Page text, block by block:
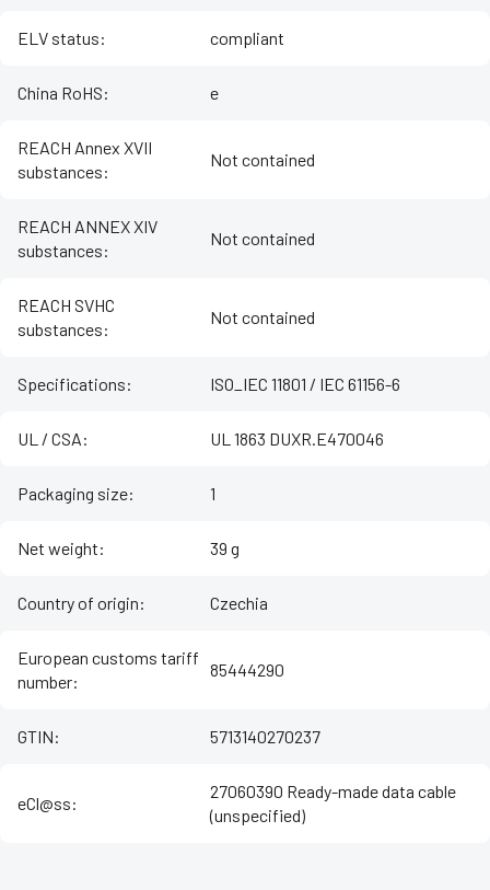
ELV status: compliant
China RoHS: e
REACH Annex XVII
substances:
Not contained
REACH ANNEX XIV
substances:
Not contained
REACH SVHC
substances:
Not contained
Specifications: ISO_IEC 11801 / IEC 61156-6
UL / CSA: UL 1863 DUXR.E470046
Packaging size: 1
Net weight: 39 g
Country of origin: Czechia
European customs tariff
number:
85444290
GTIN: 5713140270237
eCl@ss:
27060390 Ready-made data cable
(unspecified)